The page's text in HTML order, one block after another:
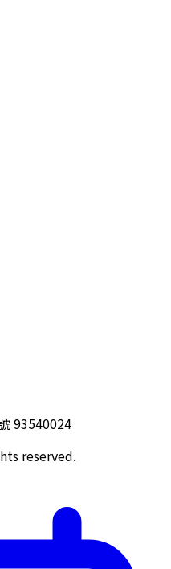
93540024
reserved.